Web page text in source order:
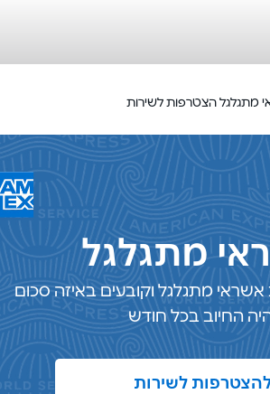
מתגלגל הצטרפות לשירות
מתגלגל
מתגלגל וקובעים באיזה סכום
החיוב בכל חודש
לשירות